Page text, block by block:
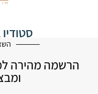
הרשמה מהירה